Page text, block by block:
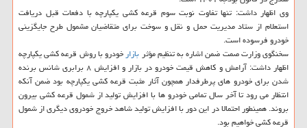
وی اظهار داشت: تنها تفاوت نوبت سوم قرعه کشی یکپارچه با دفعات قبل دریافت
استعلام از ستاد مدیریت حمل و نقل و سوخت برای متقاضیان مشمول طرح جایگزینی
خودرو فرسوده است.
سخنگوی وزارت صمت ضمن اشاره به تنظیم مؤثربازارخودرو با روش قرعه کشی یکپارچه
اظهار داشت: آرامش و کاهش قیمت خودرو در بازار و افزایش ۸ برابری شانس برنده
شدن برای خودرو های پرطرفدار همچون آثار مثبت قرعه کشی یکپارچه بود ضمن آنکه
انتظار می رود تا آخر سال تمامی خودرو ها با افزایش تولید از شمول قرعه کشی بیرون
بروند. همینطور احتمالا در این دور با افزایش تولید شاهد خروج خودروی دیگری از شمول
قرعه کشی خواهیم بود.